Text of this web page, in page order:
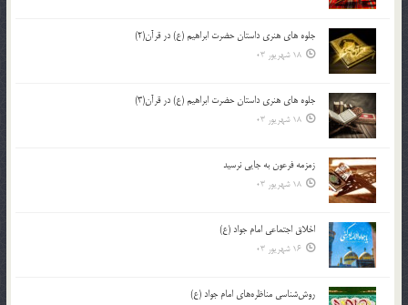
جلوه هاي هنري داستان حضرت ابراهيم (ع) در قرآن(2)
18 شهریور 03
جلوه هاي هنري داستان حضرت ابراهيم (ع) در قرآن(3)
18 شهریور 03
زمزمه فرعون به جايي نرسيد
18 شهریور 03
اخلاق اجتماعی امام جواد (ع)
16 شهریور 03
روش‌شناسی مناظره‌های امام جواد (ع)